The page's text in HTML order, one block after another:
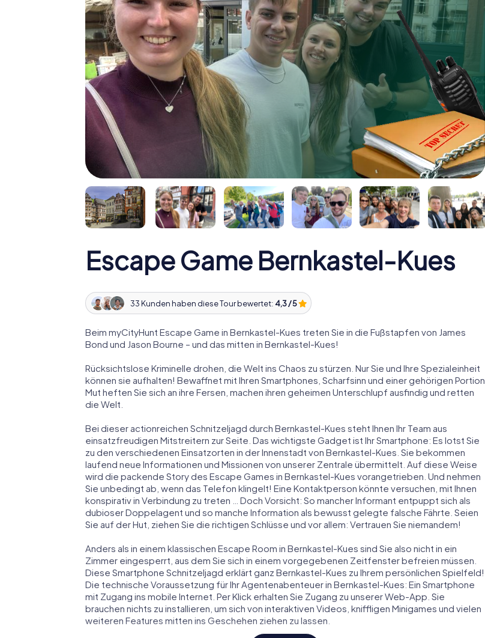
Escape Game Bernkastel-Kues
33 Kunden haben diese Tour bewertet: 4,3 / 5
Beim myCityHunt Escape Game in Bernkastel-Kues treten Sie in die Fußstapfen von James
Bond und Jason Bourne – und das mitten in Bernkastel-Kues!
Rücksichtslose Kriminelle drohen, die Welt ins Chaos zu stürzen. Nur Sie und Ihre Spezialeinheit
können sie aufhalten! Bewaffnet mit Ihren Smartphones, Scharfsinn und einer gehörigen Portion
Mut heften Sie sich an ihre Fersen, machen ihren geheimen Unterschlupf ausfindig und retten
die Welt.
Bei dieser actionreichen Schnitzeljagd durch Bernkastel-Kues steht Ihnen Ihr Team aus
einsatzfreudigen Mitstreitern zur Seite. Das wichtigste Gadget ist Ihr Smartphone: Es lotst Sie
zu den verschiedenen Einsatzorten in der Innenstadt von Bernkastel-Kues. Sie bekommen
laufend neue Informationen und Missionen von unserer Zentrale übermittelt. Auf diese Weise
wird die packende Story des Escape Games in Bernkastel-Kues vorangetrieben. Und nehmen
Sie unbedingt ab, wenn das Telefon klingelt! Eine Kontaktperson könnte versuchen, mit Ihnen
konspirativ in Verbindung zu treten … Doch Vorsicht: So mancher Informant entpuppt sich als
dubioser Doppelagent und so manche Information als bewusst gelegte falsche Fährte. Seien
Sie auf der Hut, ziehen Sie die richtigen Schlüsse und vor allem: Vertrauen Sie niemandem!
Anders als in einem klassischen Escape Room in Bernkastel-Kues sind Sie also nicht in ein
Zimmer eingesperrt, aus dem Sie sich in einem vorgegebenen Zeitfenster befreien müssen.
Diese Smartphone Schnitzeljagd erklärt ganz Bernkastel-Kues zu Ihrem persönlichen Spielfeld!
Die technische Voraussetzung für Ihr Agentenabenteuer in Bernkastel-Kues: Ein Smartphone
mit Zugang ins mobile Internet. Per Klick erhalten Sie Zugang zu unserer Web-App. Sie
brauchen nichts zu installieren, um sich von interaktiven Videos, kniffligen Minigames und vielen
weiteren Features mitten ins Geschehen ziehen zu lassen.